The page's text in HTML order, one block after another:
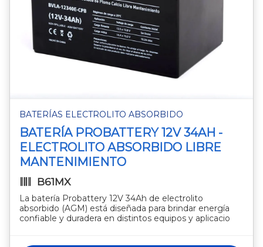
BATERÍAS ELECTROLITO ABSORBIDO
BATERÍA PROBATTERY 12V 34AH -
ELECTROLITO ABSORBIDO LIBRE
MANTENIMIENTO
B61MX
La batería Probattery 12V 34Ah de electrolito
absorbido (AGM) está diseñada para brindar energía
confiable y duradera en distintos equipos y aplicacio